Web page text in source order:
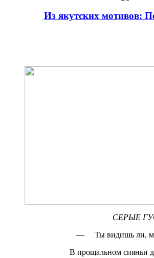
Из якутских мотивов:
СЕРЫЕ
— Ты видишь ли,
В прощальном сияньи